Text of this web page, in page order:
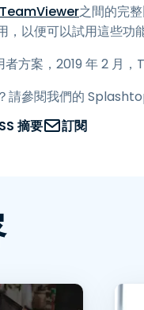
之間的完
，以便可以試用這些
方案，2019 年 2 月
請參閱我們的
摘要 訂閱